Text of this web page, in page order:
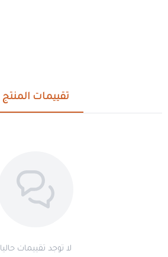
تقييمات المنتج
لا توجد تقييمات حاليا